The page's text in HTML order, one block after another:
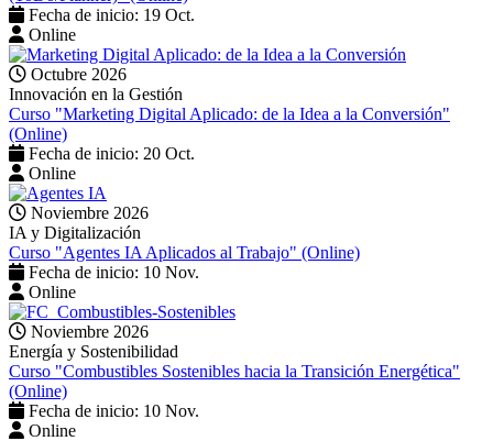
Fecha de inicio: 19 Oct.
Online
Octubre 2026
Innovación en la Gestión
Curso "Marketing Digital Aplicado: de la Idea a la Conversión"
(Online)
Fecha de inicio: 20 Oct.
Online
Noviembre 2026
IA y Digitalización
Curso "Agentes IA Aplicados al Trabajo" (Online)
Fecha de inicio: 10 Nov.
Online
Noviembre 2026
Energía y Sostenibilidad
Curso "Combustibles Sostenibles hacia la Transición Energética"
(Online)
Fecha de inicio: 10 Nov.
Online